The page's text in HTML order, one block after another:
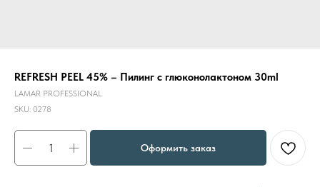
REFRESH PEEL 45% – Пилинг с глюконолактоном 30ml
LAMAR PROFESSIONAL
SKU: 0278
Оформить заказ